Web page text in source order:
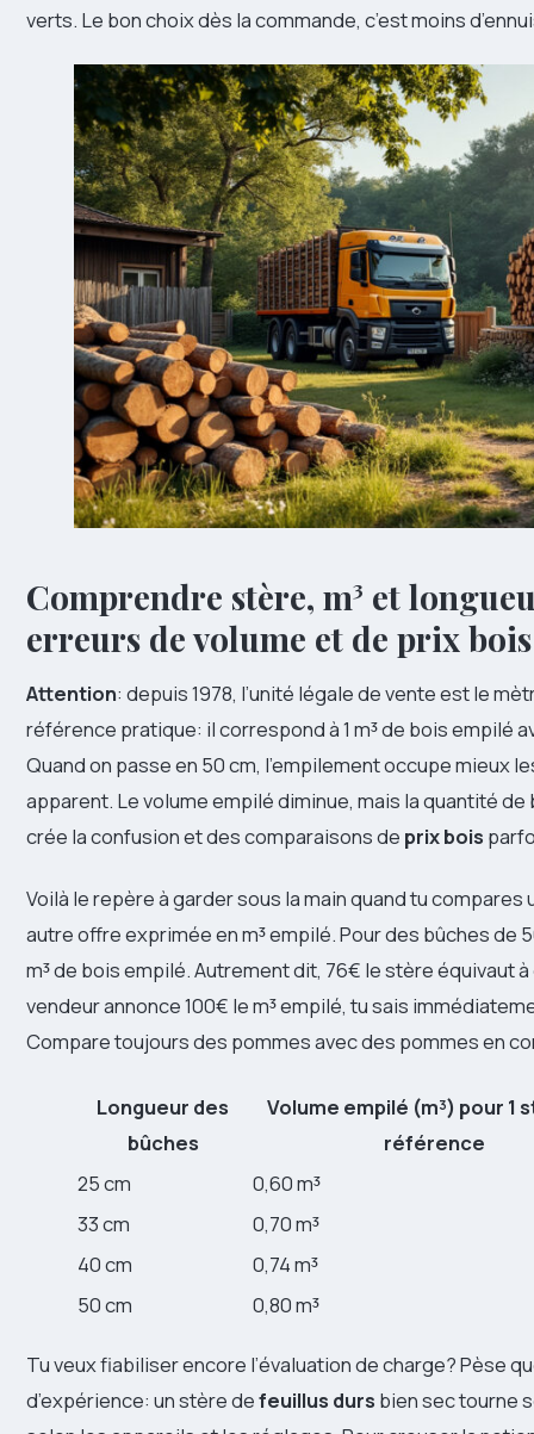
verts. Le bon choix dès la commande, c’est moins
Comprendre stère, m³ et
erreurs de volume et de prix bois
Attention: depuis 1978, l’unité légale de vente est le
référence pratique: il correspond à 1 m³ de bois empilé
Quand on passe en 50 cm, l’empilement occupe mieux
apparent. Le volume empilé diminue, mais la quantité
crée la confusion et des comparaisons de prix bois
Voilà le repère à garder sous la main quand tu compares
autre offre exprimée en m³ empilé. Pour des bûches de
m³ de bois empilé. Autrement dit, 76€ le stère équivaut
vendeur annonce 100€ le m³ empilé, tu sais
Compare toujours des pommes avec des pommes en
Longueur des
bûches
Volume empilé (m³) pour 1
référence
25 cm
0,60 m³
33 cm
0,70 m³
40 cm
0,74 m³
50 cm
0,80 m³
Tu veux fiabiliser encore l’évaluation de charge? Pèse
d’expérience: un stère defeuillus durs bien sec tourne